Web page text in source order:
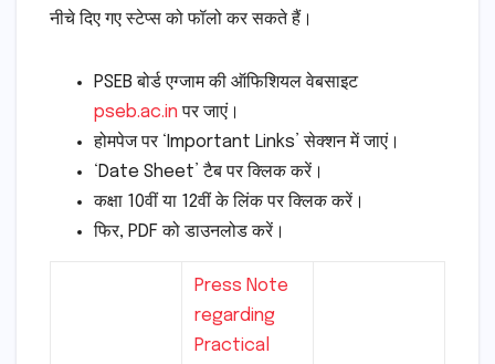
नीचे दिए गए स्टेप्स को फॉलो कर सकते हैं।
PSEB बोर्ड एग्जाम की ऑफिशियल वेबसाइट
pseb.ac.inपर जाएं।
होमपेज पर ‘Important Links’ सेक्शन में जाएं।
‘Date Sheet’ टैब पर क्लिक करें।
कक्षा 10वीं या 12वीं के लिंक पर क्लिक करें।
फिर, PDF को डाउनलोड करें।
Press Note
regarding
Practical